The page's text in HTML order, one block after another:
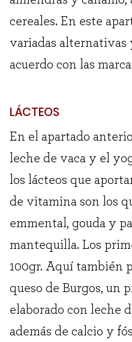
cereales. En este
variadas alternativas
acuerdo con las
LÁCTEOS
En el apartado
leche de vaca y el
los lácteos que
de vitamina son los
emmental, gouda y
mantequilla. Los
100gr. Aquí también
queso de Burgos, un
elaborado con leche
además de calcio y